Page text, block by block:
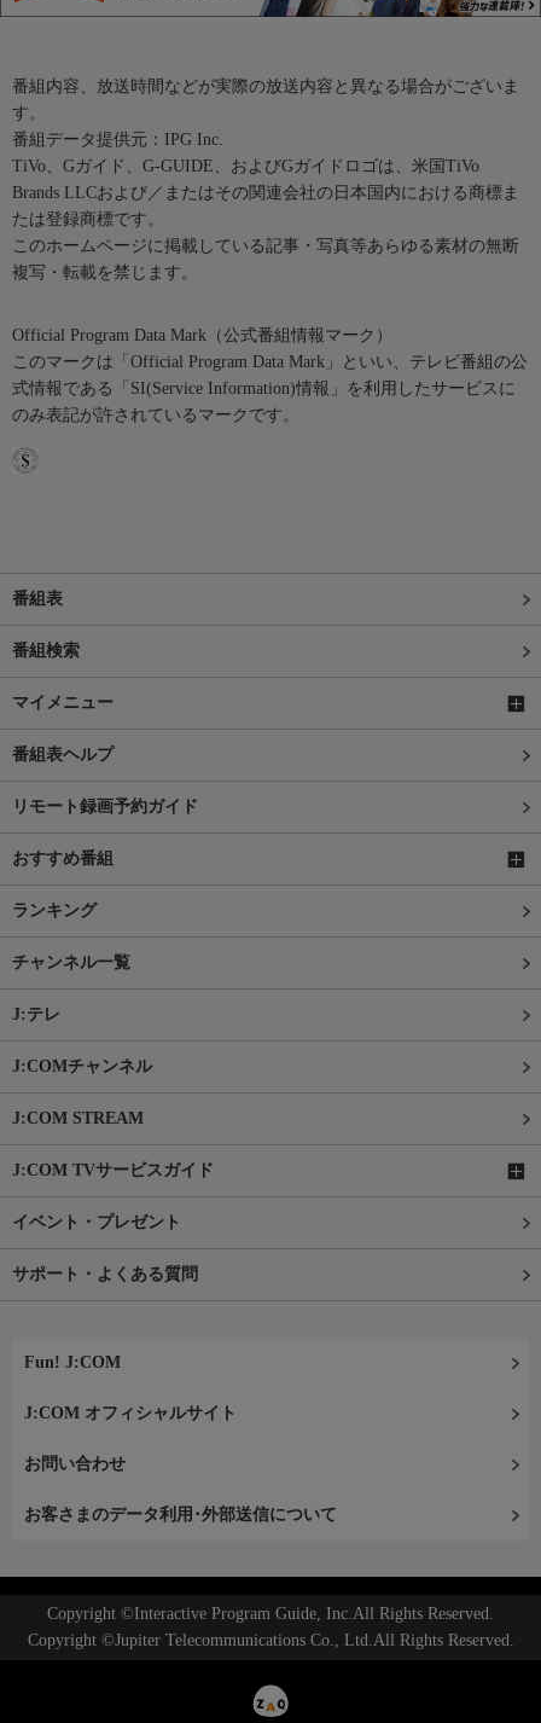
番組内容、放送時間などが実際の放送内容と異なる場合がございま
す。
番組データ提供元：IPG Inc.
TiVo、Gガイド、G-GUIDE、およびGガイドロゴは、米国TiVo
Brands LLCおよび／またはその関連会社の日本国内における商標ま
たは登録商標です。
このホームページに掲載している記事・写真等あらゆる素材の無断
複写・転載を禁じます。
Official Program Data Mark（公式番組情報マーク）
このマークは「Official Program Data Mark」といい、テレビ番組の公
式情報である「SI(Service Information)情報」を利用したサービスに
のみ表記が許されているマークです。
番組表
番組検索
マイメニュー
番組表ヘルプ
リモート録画予約ガイド
おすすめ番組
ランキング
チャンネル一覧
J:テレ
J:COMチャンネル
J:COM STREAM
J:COM TVサービスガイド
イベント・プレゼント
サポート・よくある質問
Fun! J:COM
J:COM オフィシャルサイト
お問い合わせ
お客さまのデータ利用･外部送信について
Copyright ©Interactive Program Guide, Inc.All Rights Reserved.
Copyright ©Jupiter Telecommunications Co., Ltd.All Rights Reserved.